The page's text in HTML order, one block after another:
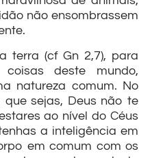
não ensombrassem
terra (cf Gn 2,7), para
deste mundo,
natureza comum. No
sejas, Deus não te
ao nível do Céus
a inteligência em
em comum com os